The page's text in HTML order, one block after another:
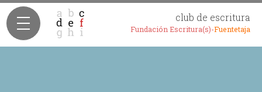
club de escritura
Fundación Escritura(s)-Fuentetaja